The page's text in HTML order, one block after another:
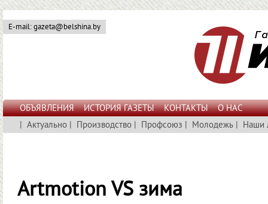
E-mail: gazeta@belshina.by
ОБЪЯВЛЕНИЯ ИСТОРИЯ ГАЗЕТЫ КОНТАКТЫ
О НАС
| Актуально | Производство | Профсоюз | Молодежь | Наши
Artmotion VS зима